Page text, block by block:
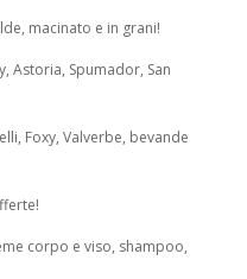
macinato e in grani!
Astoria, Spumador, San
Foxy, Valverbe, bevande
corpo e viso, shampoo,